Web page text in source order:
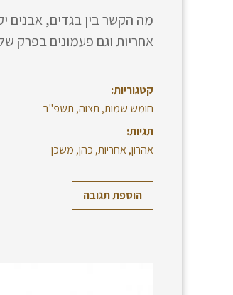
מה הקשר בין בגדים, אבנים
אחריות וגם פעמונים בפרק
קטגוריות:
חומש שמות, תצוה, תשפ"ב
תגיות:
אהרון,אחריות, כהן, משכן
הוספת תגובה